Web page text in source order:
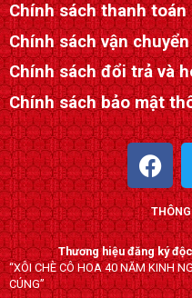
Chính sách thanh toán
Chính sách vận chuyển
Chính sách đổi trả và
Chính sách bảo mật
F
a
c
e
b
o
o
Thương hiệu đăng ký độc
“XÔI CHÈ CÔ HOA 40 NĂM KINH
CÚNG”